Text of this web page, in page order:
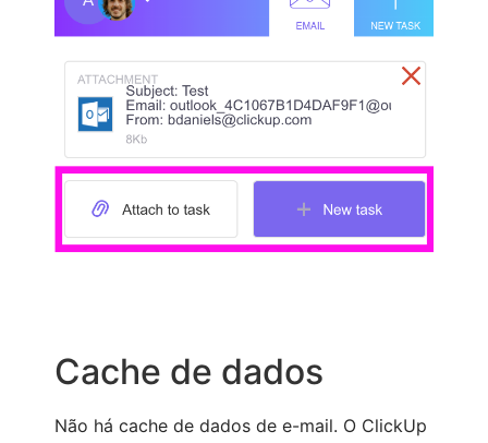
Cache de dados
Não há cache de dados de e-mail. O ClickUp